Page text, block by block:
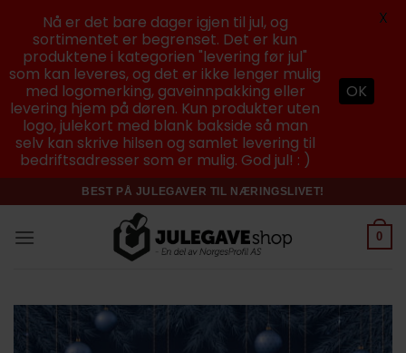
content
BEST PÅ JULEGAVER TIL NÆRINGSLIVET!
0
Nå er det bare dager igjen til jul, og
sortimentet er begrenset. Det er kun
produktene i kategorien "levering før jul"
som kan leveres, og det er ikke lenger mulig
med logomerking, gaveinnpakking eller
levering hjem på døren. Kun produkter uten
logo, julekort med blank bakside så man
selv kan skrive hilsen og samlet levering til
bedriftsadresser som er mulig. God jul! : )
OK
X